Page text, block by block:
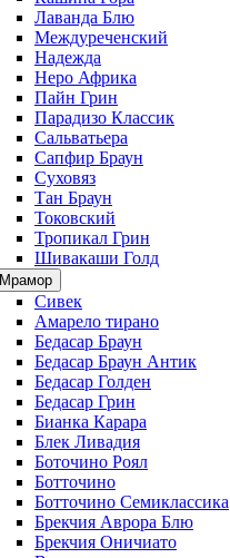
Лаванда Блю
Междуреченский
Надежда
Неро Африка
Пайн Грин
Парадизо Классик
Сальватьера
Сапфир Браун
Суховяз
Тан Браун
Токовский
Тропикал Грин
Шивакаши Голд
Мрамор
Сивек
Амарело тирано
Бедасар Браун
Бедасар Браун Антик
Бедасар Голден
Бедасар Грин
Бианка Карара
Блек Ливадия
Боточино Роял
Ботточино
Ботточино Семиклассика
Брекчия Аврора Блю
Брекчия Оничиато